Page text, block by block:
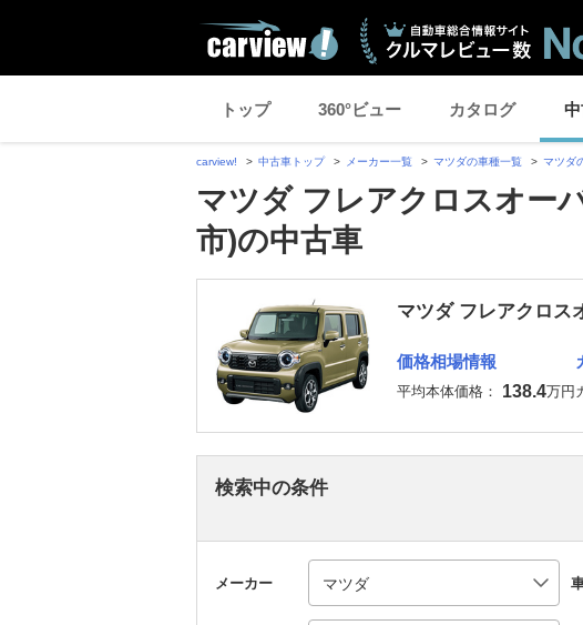
トップ 360°ビュー カタログ
carview! 中古車トップ メーカー一覧 マツダの車種一覧 マツダ
マツダ フレアクロスオー
市)の中古車
マツダ フレアクロス
価格相場情報
平均本体価格： 138.4万円
検索中の条件
メーカー